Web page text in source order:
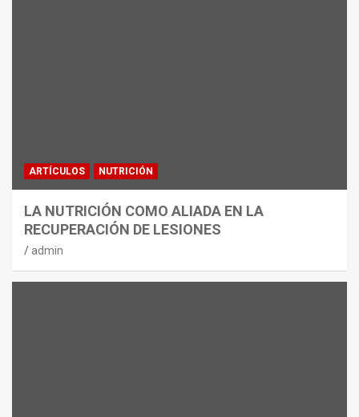
ARTÍCULOS NUTRICIÓN
LA NUTRICIÓN COMO ALIADA EN LA
RECUPERACIÓN DE LESIONES
admin